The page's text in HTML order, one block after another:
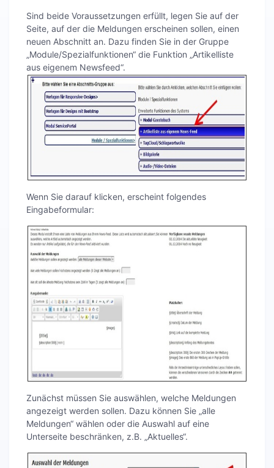
Sind beide Voraussetzungen erfüllt, legen Sie auf der
Seite, auf der die Meldungen erscheinen sollen, einen
neuen Abschnitt an. Dazu finden Sie in der Gruppe
„Module/Spezialfunktionen“ die Funktion „Artikelliste
aus eigenem Newsfeed“.
Wenn Sie darauf klicken, erscheint folgendes
Eingabeformular:
Zunächst müssen Sie auswählen, welche Meldungen
angezeigt werden sollen. Dazu können Sie „alle
Meldungen“ wählen oder die Auswahl auf eine
Unterseite beschränken, z.B. „Aktuelles“.